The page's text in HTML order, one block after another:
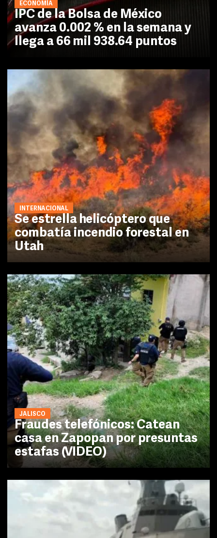
ECONOMÍA
IPC de la Bolsa de México
avanza 0.002 % en la semana y
llega a 66 mil 938.64 puntos
INTERNACIONAL
Se estrella helicóptero que
combatía incendio forestal en
Utah
JALISCO
Fraudes telefónicos: Catean
casa en Zapopan por presuntas
estafas (VIDEO)